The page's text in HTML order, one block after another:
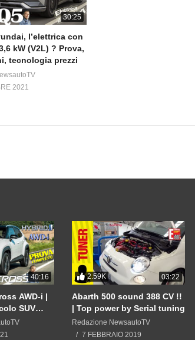
30:25
l’elettrica con
kW (V2L) ? Prova,
tecnologia prezzi
2021
40:16
AWD-i |
SUV
integrale
anche 2WD
2.59K 03:22
Abarth 500 sound 388 CV !!
| Top power by Serial tuning
Redazione NewsautoTV
7 FEBBRAIO 2019